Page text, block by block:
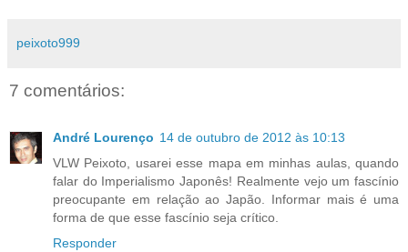
peixoto999
7 comentários:
André Lourenço 14 de outubro de 2012 às 10:13
VLW Peixoto, usarei esse mapa em minhas aulas, quando
falar do Imperialismo Japonês! Realmente vejo um fascínio
preocupante em relação ao Japão. Informar mais é uma
forma de que esse fascínio seja crítico.
Responder